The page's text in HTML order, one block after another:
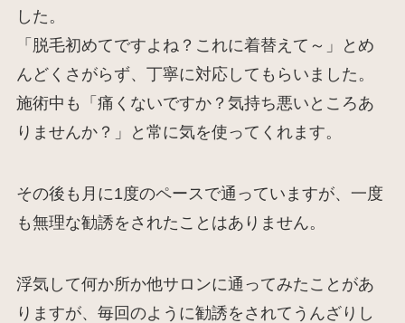
した。
「脱毛初めてですよね？これに着替えて～」とめ
んどくさがらず、丁寧に対応してもらいました。
施術中も「痛くないですか？気持ち悪いところあ
りませんか？」と常に気を使ってくれます。
その後も月に1度のペースで通っていますが、一度
も無理な勧誘をされたことはありません。
浮気して何か所か他サロンに通ってみたことがあ
りますが、毎回のように勧誘をされてうんざりし